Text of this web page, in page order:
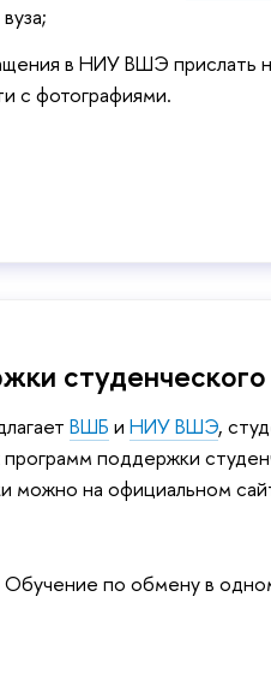
в НИУ ВШЭ прислать
с фотографиями.
ВШБ и НИУ ВШЭ,
программ поддержки
можно на официальном
Обучение по обмену в